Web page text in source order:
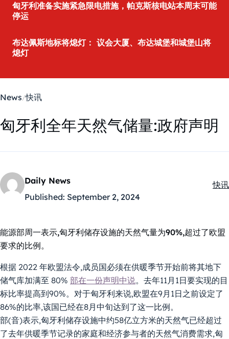
匈牙利准备实施紧急限电措施，帕克斯核电站本周末可能
停运
布达佩斯地标将熄灯： 议会大厦、布达城堡和城堡山将
熄灯
News 快讯
匈牙利全年天然气储量:政府声明
Daily News
Published: September 2, 2024
快讯
能源部周一表示,匈牙利储存设施的天然气量为90%,超过了欧盟
要求的比例。
根据 2022 年欧盟法令,成员国必须在供暖季节开始前将其地下
储气库加满至 80% 部在一份声明中说。去年11月1日要实现的目
标比率提高到90%。对于匈牙利来说,欧盟在9月1日之前设定了
86%的比率,该国已经在8月中旬达到了这一比例。
部(音)表示,匈牙利储存设施中约58亿立方米的天然气已经超过
了去年供暖季节记录的家庭和经济参与者的天然气消费需求,匈